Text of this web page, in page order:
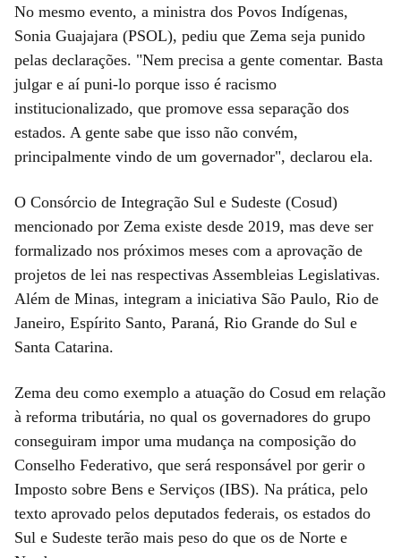
No mesmo evento, a ministra dos Povos Indígenas,
Sonia Guajajara (PSOL), pediu que Zema seja punido
pelas declarações. "Nem precisa a gente comentar. Basta
julgar e aí puni-lo porque isso é racismo
institucionalizado, que promove essa separação dos
estados. A gente sabe que isso não convém,
principalmente vindo de um governador", declarou ela.
O Consórcio de Integração Sul e Sudeste (Cosud)
mencionado por Zema existe desde 2019, mas deve ser
formalizado nos próximos meses com a aprovação de
projetos de lei nas respectivas Assembleias Legislativas.
Além de Minas, integram a iniciativa São Paulo, Rio de
Janeiro, Espírito Santo, Paraná, Rio Grande do Sul e
Santa Catarina.
Zema deu como exemplo a atuação do Cosud em relação
à reforma tributária, no qual os governadores do grupo
conseguiram impor uma mudança na composição do
Conselho Federativo, que será responsável por gerir o
Imposto sobre Bens e Serviços (IBS). Na prática, pelo
texto aprovado pelos deputados federais, os estados do
Sul e Sudeste terão mais peso do que os de Norte e